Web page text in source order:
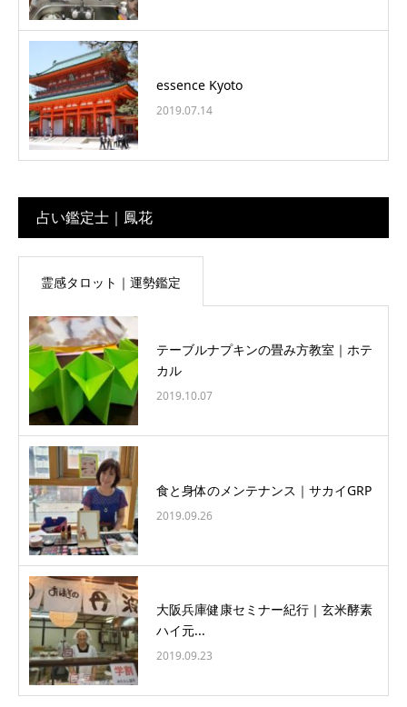
essence Kyoto
2019.07.14
占い鑑定士｜鳳花
霊感タロット｜運勢鑑定
テーブルナプキンの畳み方教室｜ホテ
カル
2019.10.07
食と身体のメンテナンス｜サカイGRP
2019.09.26
大阪兵庫健康セミナー紀行｜玄米酵素
ハイ元...
2019.09.23